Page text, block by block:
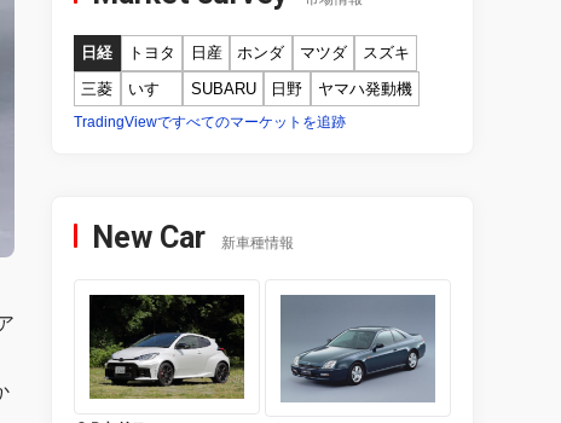
日経 トヨタ 日産 ホンダ マツダ
スズキ
三菱
いすゞ SUBARU 日野 ヤマハ発動機
TradingViewですべてのマーケットを追跡
New Car 新車種情報